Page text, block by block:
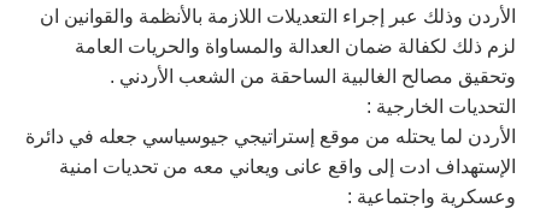
الأردن وذلك عبر إجراء التعديلات اللازمة بالأنظمة والقوانين ان
لزم ذلك لكفالة ضمان العدالة والمساواة والحريات العامة
وتحقيق مصالح الغالبية الساحقة من الشعب الأردني .
التحديات الخارجية :
الأردن لما يحتله من موقع إستراتيجي جيوسياسي جعله في دائرة
الإستهداف ادت إلى واقع عانى ويعاني معه من تحديات امنية
وعسكرية واجتماعية :